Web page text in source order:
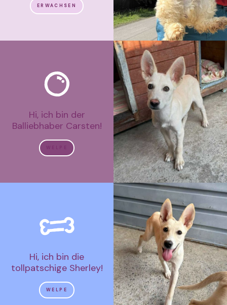
ERWACHSEN
Hi, ich bin der
Balliebhaber Carsten!
Hi, ich bin die
tollpatschige Sherley!
WELPE